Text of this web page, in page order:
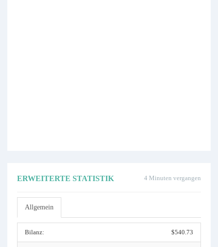
4 Minuten vergangen
ERWEITERTE STATISTIK
Allgemein
Bilanz: $540.73